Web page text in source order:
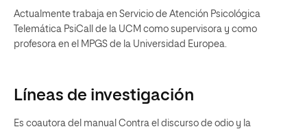
Actualmente trabaja en Servicio de Atención Psicológica
Telemática PsiCall de la UCM como supervisora y como
profesora en el MPGS de la Universidad Europea.
Líneas de investigación
Es coautora del manual Contra el discurso de odio y la